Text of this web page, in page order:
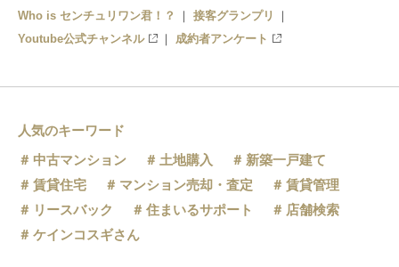
Who is センチュリワン君！？
接客グランプリ
Youtube公式チャンネル
成約者アンケート
人気のキーワード
中古マンション
土地購入
新築一戸建て
賃貸住宅
マンション売却・査定
賃貸管理
リースバック
住まいるサポート
店舗検索
ケインコスギさん